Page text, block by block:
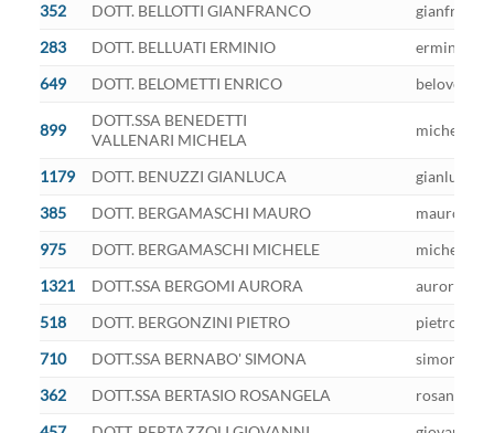
352
DOTT. BELLOTTI GIANFRANCO
283
DOTT. BELLUATI ERMINIO
649
DOTT. BELOMETTI ENRICO
899
DOTT.SSA BENEDETTI
VALLENARI MICHELA
1179 DOTT. BENUZZI GIANLUCA
385
DOTT. BERGAMASCHI MAURO
975
DOTT. BERGAMASCHI MICHELE
1321
DOTT.SSA BERGOMI AURORA
518
DOTT. BERGONZINI PIETRO
710
DOTT.SSA BERNABO' SIMONA
362
DOTT.SSA BERTASIO ROSANGELA